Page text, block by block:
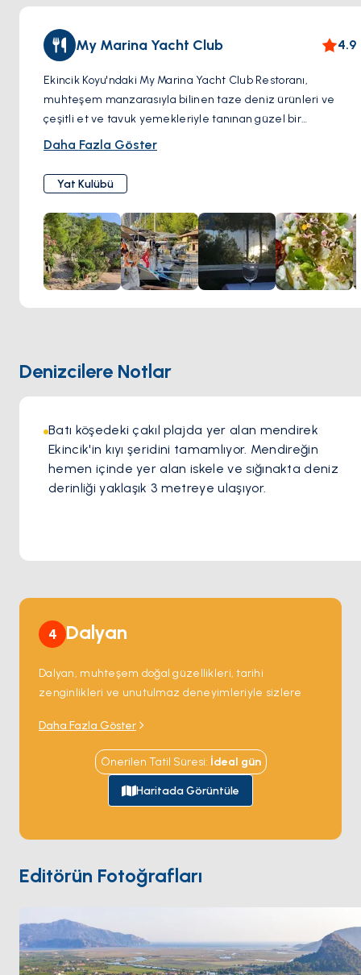
My Marina Yacht Club 4.9
Ekincik Koyu'ndaki My Marina Yacht Club Restoranı,
muhteşem manzarasıyla bilinen taze deniz ürünleri ve
çeşitli et ve tavuk yemekleriyle tanınan güzel bir
mekandır. Restoran, manzaralı taş bir binada konumlanmış
Ziyaretçiler, geniş bir başlangıç menüsü ve hem yerel hem
de ithal şarapların etkileyici bir seçkisinden
faydalanabilirler. My Marina Yacht Club Restoranı,
mükemmel atmosferi ve kaliteli yemeğiyle ünlüdür, bu
nedenle Ekincik Koyu'ndaki ziyaretçiler için mutlaka
görülmesi gereken bir mekandır.
Daha Fazla Göster
Yat Kulübü
Denizcilere Notlar
Batı köşedeki çakıl plajda yer alan mendirek
Ekincik'in kıyı şeridini tamamlıyor. Mendireğin
hemen içinde yer alan iskele ve sığınakta deniz
derinliği yaklaşık 3 metreye ulaşıyor.
4 Dalyan
Dalyan, muhteşem doğal güzellikleri, tarihi
zenginlikleri ve unutulmaz deneyimleriyle sizlere
Büyüleyici Ambiyans
Dalyan'ın labirent gibi boğazı, sahil şeridi, gizli koyları
ve coğrafi güzelliği olağanüstü bir yaz destinasyonuna
işaret ediyor. Yemyeşil doğası, yüksek kayalıklar ve
antik kalıntılar sinematik bir fon oluşturarak duyulara
Dalyan, nehrin dar kanallarına götüren ve kayalıklara
oyulmuş olağanüstü Likya Kaya Mezarları'na kısa
Antik Kenti'nin görkemli kalıntıları, Dalyan Nehri
üzerindeki tekne yolculuğunuza tarihle
harmanlanmış anılar katıyor. Huzurlu bir seyir için
Daha Fazla Göster
Önerilen Tatil Süresi: İdeal gün
Haritada Görüntüle
Editörün Fotoğrafları